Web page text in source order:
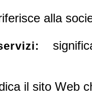
alla
il sito Web